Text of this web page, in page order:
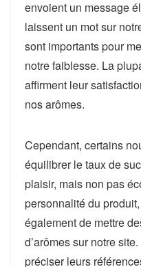
envoient un message
laissent un mot sur
sont importants pour
notre faiblesse. La
affirment leur
nos arômes.
Cependant, certains
équilibrer le taux de
plaisir, mais non pas
personnalité du
également de mettre
d’arômes sur notre
préciser leurs